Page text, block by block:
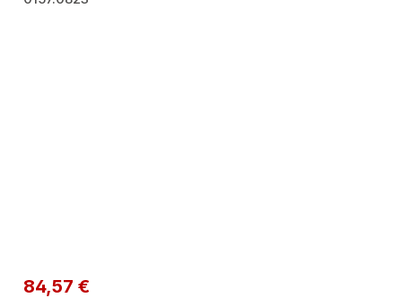
Regulärer Preis:
84,57 €